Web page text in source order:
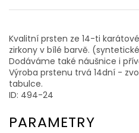
Kvalitní prsten ze 14-ti
zirkony v bílé barvě.
Dodáváme také náušnice i
Výroba prstenu trvá 14dní -
tabulce.
ID: 494-24
PARAMETRY